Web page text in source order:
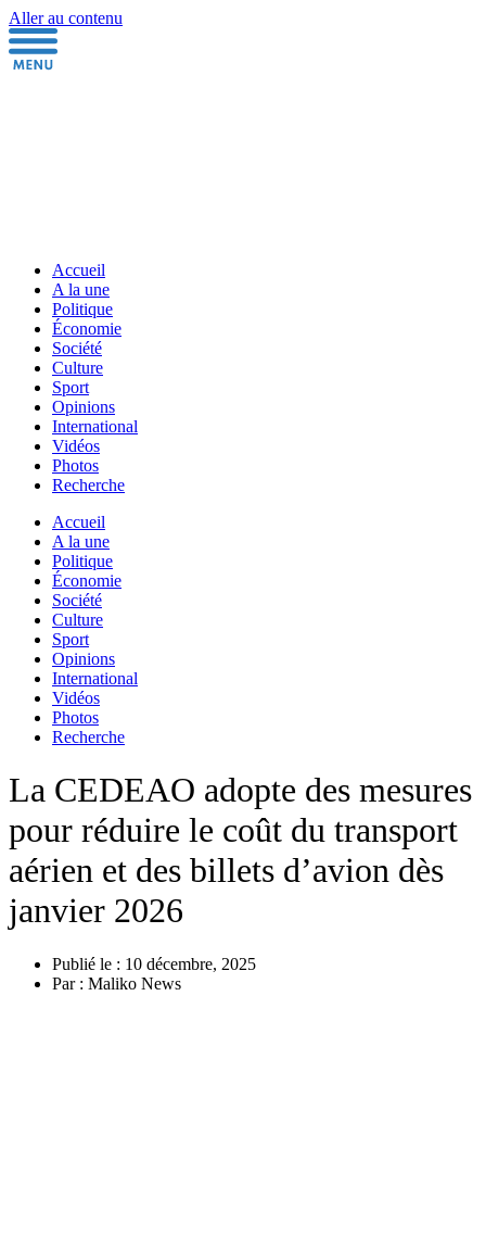
Aller au contenu
Accueil
A la une
Politique
Économie
Société
Culture
Sport
Opinions
International
Vidéos
Photos
Recherche
Accueil
A la une
Politique
Économie
Société
Culture
Sport
Opinions
International
Vidéos
Photos
Recherche
La CEDEAO adopte des mesures
pour réduire le coût du transport
aérien et des billets d’avion dès
janvier 2026
Publié le : 10 décembre, 2025
Par : Maliko News